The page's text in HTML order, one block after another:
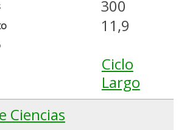
300
11,9
Ciclo
Largo
Ciencias